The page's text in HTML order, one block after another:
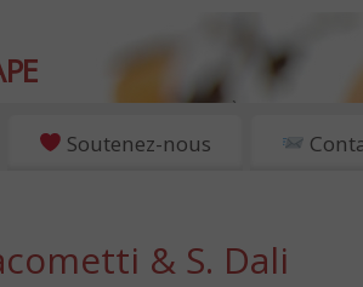
ART ET CULTURE À PARIS
Soutenez-nous
& S. Dali